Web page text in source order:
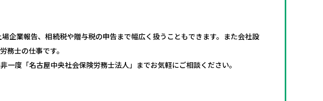
企業報告、相続税や贈与税の申告まで幅広く扱うこともできます。また会社設
務士の仕事です。
度「名古屋中央社会保険労務士法人」までお気軽にご相談ください。